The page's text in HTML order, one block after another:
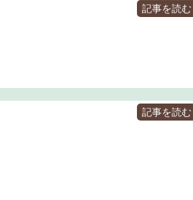
記事を読む
記事を読む